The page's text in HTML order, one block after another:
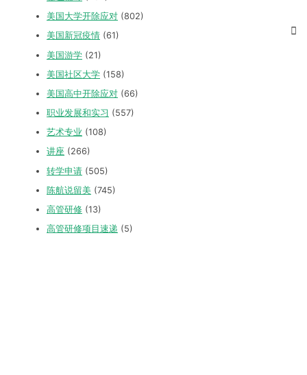
美国大学开除应对 (802)
美国新冠疫情 (61)
美国游学 (21)
美国社区大学 (158)
美国高中开除应对 (66)
职业发展和实习 (557)
艺术专业 (108)
讲座 (266)
转学申请 (505)
陈航说留美 (745)
高管研修 (13)
高管研修项目速递 (5)